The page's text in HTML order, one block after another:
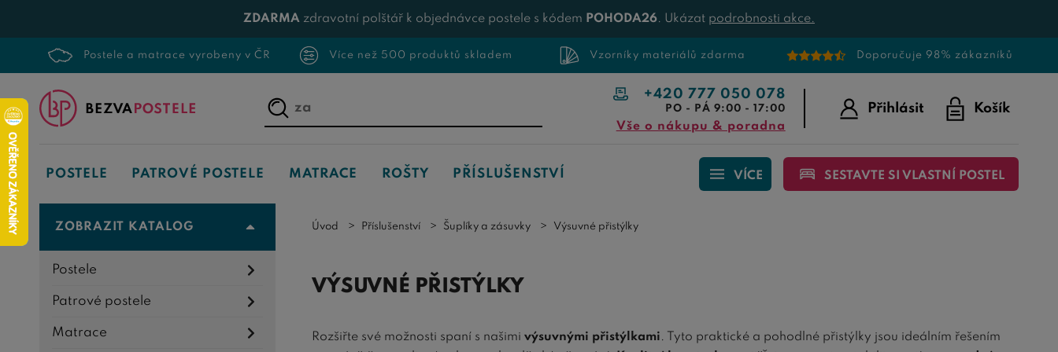
ZDARMA zdravotní polštář k objednávce postele s kódem POHODA26. Ukázat podrobnosti akce.
Postele a matrace vyrobeny v ČR Více než 500 produktů skladem Vzorníky materiálů zdarma Doporučuje 98% zákazníků
Napište,
co
hledáte...
+420 777 050 078
PO - PÁ 9:00 - 17:00
Vše o nákupu & poradna
Přihlásit Košík
POSTELE PATROVÉ POSTELE MATRACE ROŠTY PŘÍSLUŠENSTVÍ VÍCE SESTAVTE SI VLASTNÍ POSTEL
Úvod Příslušenství Šuplíky a zásuvky Výsuvné přistýlky
VÝSUVNÉ PŘISTÝLKY
Rozšiřte své možnosti spaní s našimi výsuvnými přistýlkami. Tyto praktické a pohodlné přistýlky jsou ideálním řešením
ZOBRAZIT KATALOG
Postele
Patrové postele
Matrace